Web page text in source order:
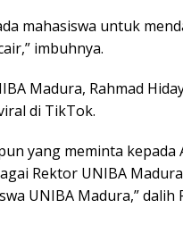
mahasiswa untuk
imbuhnya.
Madura, Rahmad
di TikTok.
yang meminta kepada
Rektor UNIBA
UNIBA Madura,” dalih